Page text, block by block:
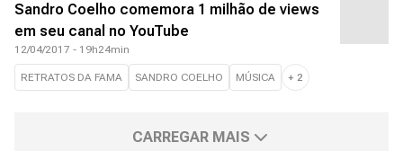
Sandro Coelho comemora 1 milhão de views
em seu canal no YouTube
12/04/2017 - 19h24min
RETRATOS DA FAMA SANDRO COELHO MÚSICA + 2
CARREGAR MAIS